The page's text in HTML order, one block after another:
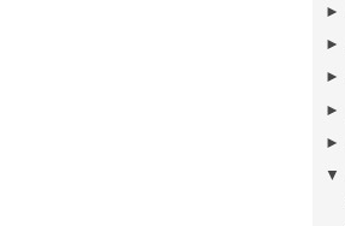
►
►
►
►
►
▼